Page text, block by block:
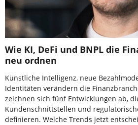
Wie KI, DeFi und BNPL die
neu ordnen
Künstliche Intelligenz, neue
Identitäten verändern die
zeichnen sich fünf Entwicklungen ab,
Kundenschnittstellen und
definieren. Welche Trends jetzt